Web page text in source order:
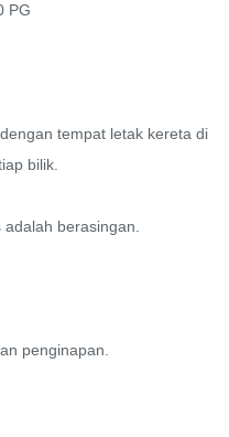
PG
tempat letak kereta di
bilik.
adalah berasingan.
penginapan.